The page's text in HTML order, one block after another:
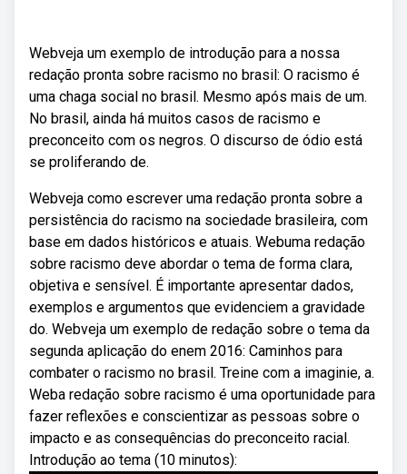
Webveja um exemplo de introdução para a nossa
redação pronta sobre racismo no brasil: O racismo é
uma chaga social no brasil. Mesmo após mais de um.
No brasil, ainda há muitos casos de racismo e
preconceito com os negros. O discurso de ódio está
se proliferando de.
Webveja como escrever uma redação pronta sobre a
persistência do racismo na sociedade brasileira, com
base em dados históricos e atuais. Webuma redação
sobre racismo deve abordar o tema de forma clara,
objetiva e sensível. É importante apresentar dados,
exemplos e argumentos que evidenciem a gravidade
do. Webveja um exemplo de redação sobre o tema da
segunda aplicação do enem 2016: Caminhos para
combater o racismo no brasil. Treine com a imaginie, a.
Weba redação sobre racismo é uma oportunidade para
fazer reflexões e conscientizar as pessoas sobre o
impacto e as consequências do preconceito racial.
Introdução ao tema (10 minutos):